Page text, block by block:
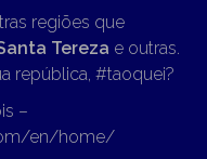
regiões que
Tereza e outras.
república, #taoquei?
–
en/home/